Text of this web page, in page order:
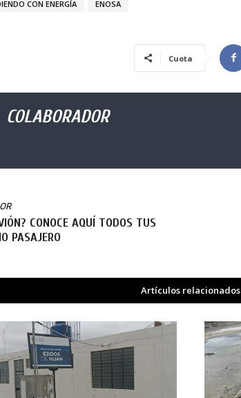
CON ENERGÍA ENOSA
Cuota
COLABORADOR
CONOCE AQUÍ TODOS TUS
PASAJERO
Artículos relacionados